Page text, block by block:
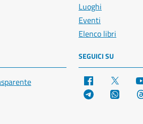
Luoghi
Eventi
Elenco libri
SEGUICI SU
Facebook
Telegram